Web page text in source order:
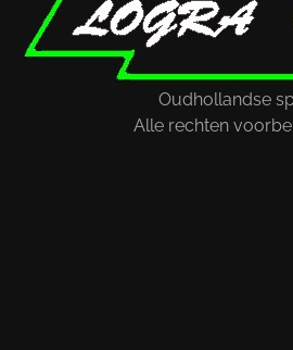
Oudhollandse
Alle rechten